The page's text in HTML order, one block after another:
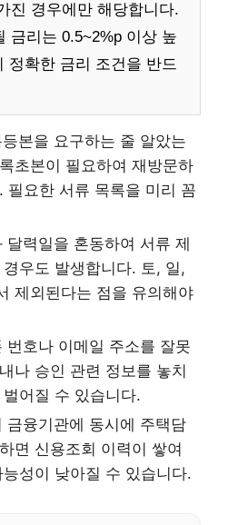
진 경우에만 해당합니다.
금리는 0.5~2%p 이상 높
정확한 금리 조건을 반드
본을 요구하는 줄 알았는
초본이 필요하여 재방문하
필요한 서류 목록을 미리 꼼
달력일을 혼동하여 서류 제
우도 발생합니다. 토, 일,
제외된다는 점을 유의해야
번호나 이메일 주소를 잘못
나 승인 관련 정보를 놓치
어질 수 있습니다.
금융기관에 동시에 주택담
면 신용조회 이력이 쌓여
성이 낮아질 수 있습니다.